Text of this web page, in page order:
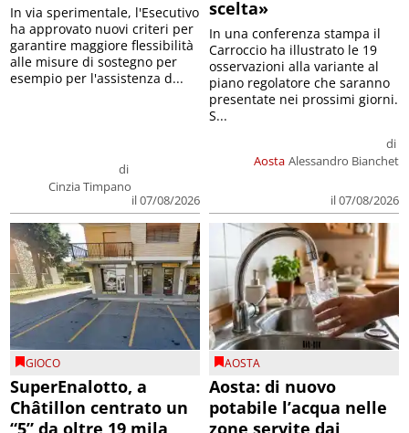
di
Cinzia Timpano
il 07/08/2026
In via sperimentale, l'Esecutivo
ha approvato nuovi criteri per
garantire maggiore flessibilità
alle misure di sostegno per
esempio per l'assistenza d...
scelta»
Aosta
di
Alessandro Bianchet
il 07/08/2026
In una conferenza stampa il
Carroccio ha illustrato le 19
osservazioni alla variante al
piano regolatore che saranno
presentate nei prossimi giorni.
S...
GIOCO
SuperEnalotto, a
Châtillon centrato un
“5” da oltre 19 mila
AOSTA
Aosta: di nuovo
potabile l’acqua nelle
zone servite dai